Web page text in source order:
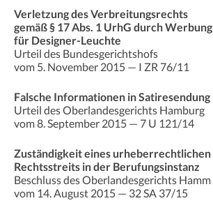
Verletzung des Verbreitungsrechts
gemäß § 17 Abs. 1 UrhG durch Werbung
für Designer-Leuchte
Urteil des Bundesgerichtshofs
vom 5. November 2015 — I ZR 76/11
Falsche Informationen in Satiresendung
Urteil des Oberlandesgerichts Hamburg
vom 8. September 2015 — 7 U 121/14
Zuständigkeit eines urheberrechtlichen
Rechtsstreits in der Berufungsinstanz
Beschluss des Oberlandesgerichts Hamm
vom 14. August 2015 — 32 SA 37/15